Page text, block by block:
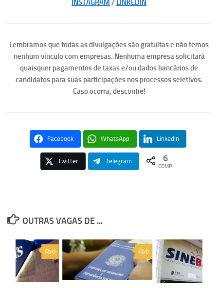
INSTAGRAM / LINKEDIN
Lembramos que todas as divulgações são gratuitas e não temos
nenhum vínculo com empresas. Nenhuma empresa solicitará
quaisquer pagamentos de taxas e/ou dados bancários de
candidatos para suas participações nos processos seletivos.
Caso ocorra, desconfie!
Facebook WhatsApp LinkedIn
Twitter Telegram 6
COMP.
OUTRAS VAGAS DE ...
0
0